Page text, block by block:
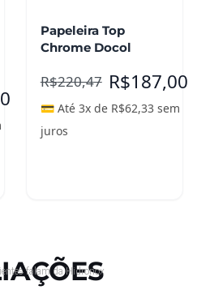
Papeleira Top
Chrome Docol
R$220,47 R$187,00
💳 Até 3x de R$62,33 sem
juros
falam da Hidronox